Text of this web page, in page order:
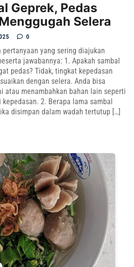
Geprek, Pedas
Selera
0
yang sering diajukan
jawabannya: 1. Apakah sambal
pedas? Tidak, tingkat kepedasan
dengan selera. Anda bisa
atau menambahkan bahan lain seperti
2. Berapa lama sambal
disimpan dalam wadah tertutup […]